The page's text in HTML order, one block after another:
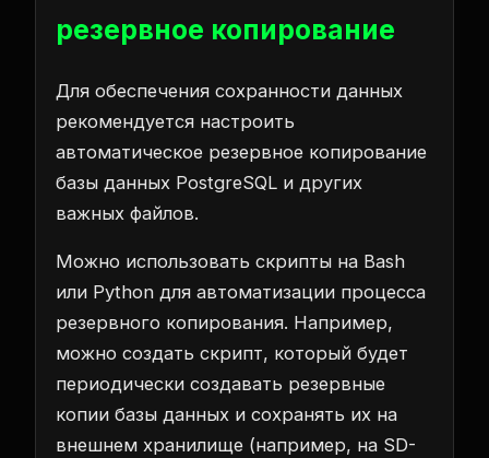
резервное копирование
Для обеспечения сохранности данных
рекомендуется настроить
автоматическое резервное копирование
базы данных PostgreSQL и других
важных файлов.
Можно использовать скрипты на Bash
или Python для автоматизации процесса
резервного копирования. Например,
можно создать скрипт, который будет
периодически создавать резервные
копии базы данных и сохранять их на
внешнем хранилище (например, на SD-